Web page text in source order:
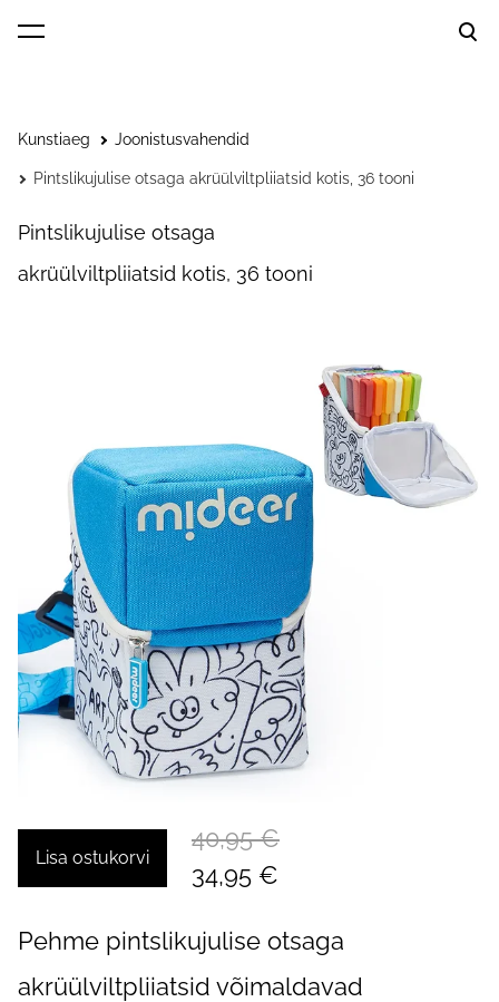
lisati ostukorvi.
Kunstiaeg Joonistusvahendid
Pintslikujulise otsaga akrüülviltpliiatsid kotis, 36 tooni
Pintslikujulise otsaga
akrüülviltpliiatsid kotis, 36 tooni
Lisa ostukorvi
40,95 €
34,95 €
Pehme pintslikujulise otsaga
akrüülviltpliiatsid võimaldavad